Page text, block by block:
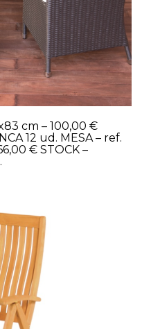
cm – 100,00 €
12 ud. MESA – ref.
€ STOCK –